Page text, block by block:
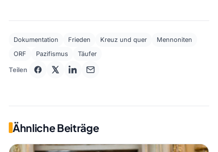
Dokumentation Frieden Kreuz und quer
Mennoniten
ORF
Pazifismus Täufer
Teilen
Ähnliche Beiträge